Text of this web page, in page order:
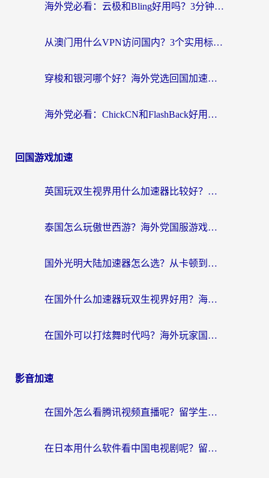
海外党必看：云极和Bling好用吗？3分钟教你选对回国加速器
从澳门用什么VPN访问国内？3个实用标准帮你避开坑，无缝刷剧听歌
穿梭和银河哪个好？海外党选回国加速器的避坑指南，附番茄加速器实测体验
海外党必看：ChickCN和FlashBack好用吗？3招教你选对回国加速器（附云极、HomeCN、斧牛vs艾果对比）
回国游戏加速
英国玩双生视界用什么加速器比较好？海外党亲测有效的国服游戏加速方案
泰国怎么玩傲世西游？海外党国服游戏加速终极攻略（附光明大陆量子特攻实测）
国外光明大陆加速器怎么选？从卡顿到丝滑的终极指南（含德国玩走开外星人墨西哥玩俄罗斯方块技巧）
在国外什么加速器玩双生视界好用？海外党亲测不踩坑的终极指南
在国外可以打炫舞时代吗？海外玩家国服游戏加速全攻略（附实测推荐）
影音加速
在国外怎么看腾讯视频直播呢？留学生亲测有效的回国加速指南
在日本用什么软件看中国电视剧呢？留学生亲测有效的回国加速方案